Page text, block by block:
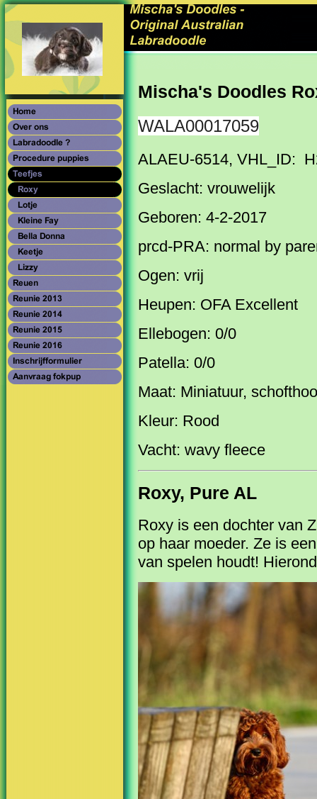
Mischa's Doodles
WALA00017059
ALAEU-6514, VHL_ID:
Geslacht: vrouwelijk
Geboren: 4-2-2017
prcd-PRA: normal by
Ogen: vrij
Heupen: OFA Excellent
Ellebogen: 0/0
Patella: 0/0
Maat: Miniatuur,
Kleur: Rood
Vacht: wavy fleece
Roxy, Pure AL
Roxy is een dochter van
op haar moeder. Ze is
van spelen houdt!